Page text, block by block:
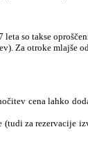
so takse
Za otroke mlajše
cena lahko
za rezervacije